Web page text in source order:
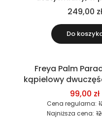
249,00 zł
Do
OkazjaFreya Palm
kąpielowy
99,00 zł
Cena regularna:
Najniższa cena: